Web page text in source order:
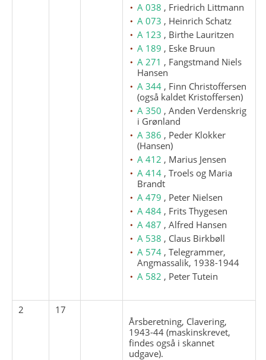
A 038 , Friedrich Littmann
A 073 , Heinrich Schatz
A 123 , Birthe Lauritzen
A 189 , Eske Bruun
A 271 , Fangstmand Niels
Hansen
A 344 , Finn Christoffersen
(også kaldet Kristoffersen)
A 350 , Anden Verdenskrig
i Grønland
A 386 , Peder Klokker
(Hansen)
A 412 , Marius Jensen
A 414 , Troels og Maria
Brandt
A 479 , Peter Nielsen
A 484 , Frits Thygesen
A 487 , Alfred Hansen
A 538 , Claus Birkbøll
A 574 , Telegrammer,
Angmassalik, 1938-1944
A 582 , Peter Tutein
2
17
Årsberetning, Clavering,
1943-44 (maskinskrevet,
findes også i skannet
udgave).